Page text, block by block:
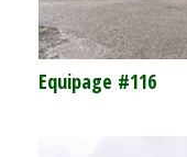
Equipage #116